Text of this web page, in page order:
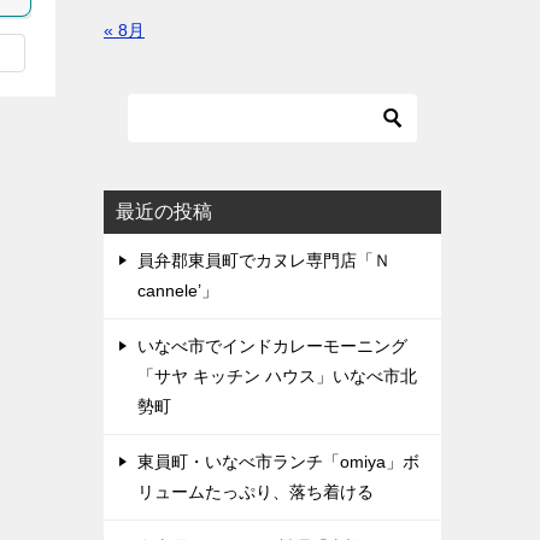
« 8月
最近の投稿
員弁郡東員町でカヌレ専門店「Ｎ
cannele’」
いなべ市でインドカレーモーニング
「サヤ キッチン ハウス」いなべ市北
勢町
東員町・いなべ市ランチ「omiya」ボ
リュームたっぷり、落ち着ける